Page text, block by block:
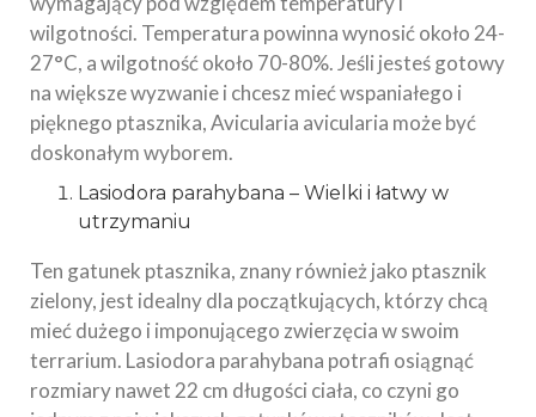
wilgotności. Temperatura powinna wynosić około 24-
27°C, a wilgotność około 70-80%. Jeśli jesteś gotowy
na większe wyzwanie i chcesz mieć wspaniałego i
pięknego ptasznika, Avicularia avicularia może być
doskonałym wyborem.
Lasiodora parahybana – Wielki i łatwy w
utrzymaniu
Ten gatunek ptasznika, znany również jako ptasznik
zielony, jest idealny dla początkujących, którzy chcą
mieć dużego i imponującego zwierzęcia w swoim
terrarium. Lasiodora parahybana potrafi osiągnąć
rozmiary nawet 22 cm długości ciała, co czyni go